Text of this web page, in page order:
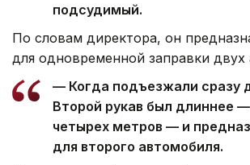
подсудимый.
По словам директора, он
для одновременной заправки двух
— Когда подъезжали сразу
Второй рукав был длиннее
четырех метров — и
для второго автомобиля.